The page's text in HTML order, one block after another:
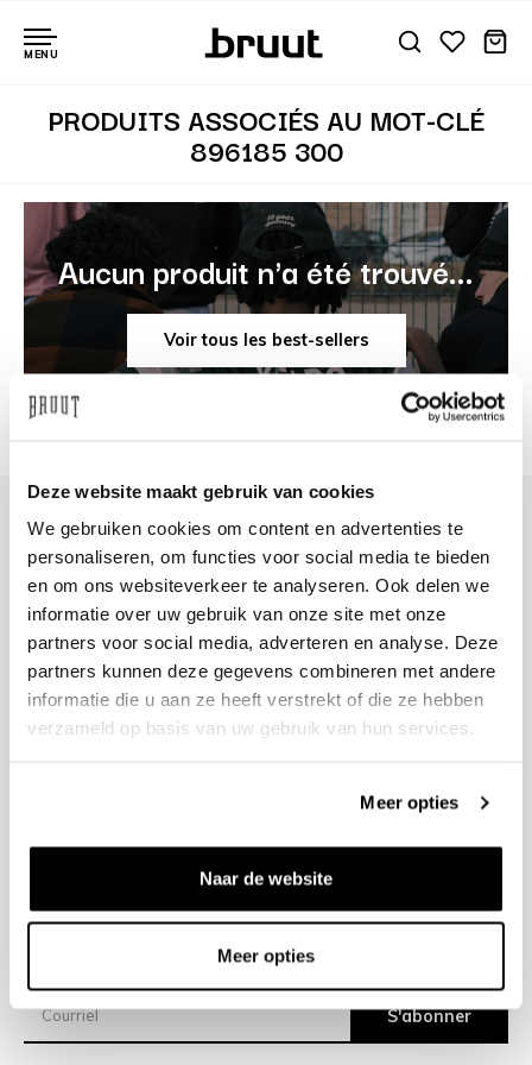
Deze website maakt gebruik van cookies
We gebruiken cookies om content en advertenties te
personaliseren, om functies voor social media te bieden
en om ons websiteverkeer te analyseren. Ook delen we
informatie over uw gebruik van onze site met onze
partners voor social media, adverteren en analyse. Deze
partners kunnen deze gegevens combineren met andere
informatie die u aan ze heeft verstrekt of die ze hebben
verzameld op basis van uw gebruik van hun services.
Meer opties
Naar de website
Meer opties
MENU
PRODUITS ASSOCIÉS AU MOT-CLÉ
896185 300
Aucun produit n'a été trouvé...
Voir tous les best-sellers
+31 23 205 2006
info@bruut.nl
Formulaire de contact
Ouvert 11:00 - 21:00
VOIR LES HORAIRES D’OUVERTURE
Expéditions
S'abonner